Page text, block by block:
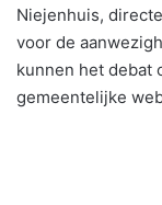
Niejenhuis,
voor de
kunnen het debat
gemeentelijke